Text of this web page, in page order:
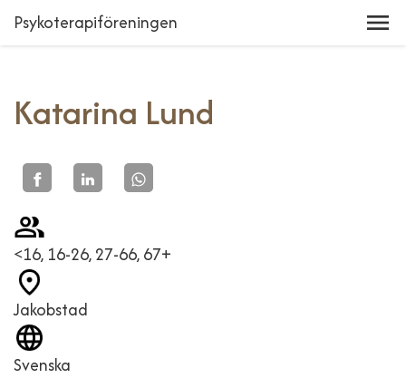
Psykoterapiföreningen
Katarina Lund
<16, 16-26, 27-66, 67+
Jakobstad
Svenska